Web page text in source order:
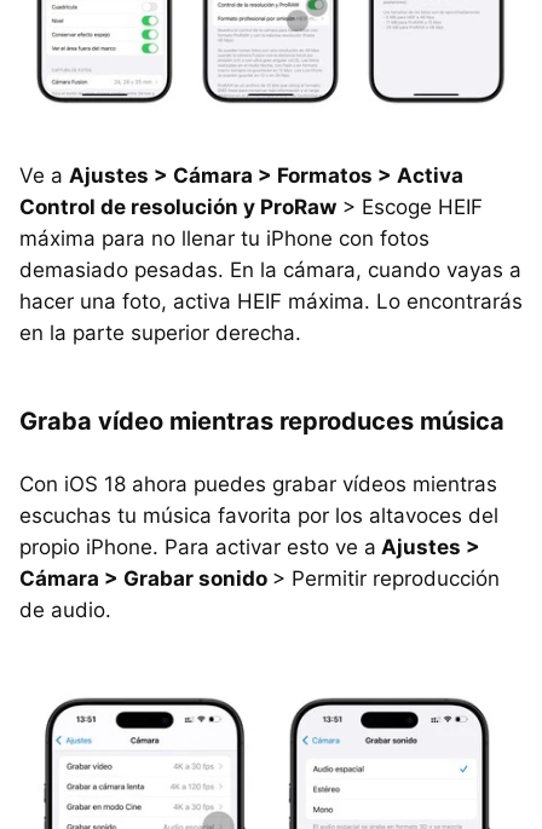
Ve a Ajustes > Cámara > Formatos > Activa
Control de resolución y ProRaw > Escoge HEIF
máxima para no llenar tu iPhone con fotos
demasiado pesadas. En la cámara, cuando vayas a
hacer una foto, activa HEIF máxima. Lo encontrarás
en la parte superior derecha.
Graba vídeo mientras reproduces música
Con iOS 18 ahora puedes grabar vídeos mientras
escuchas tu música favorita por los altavoces del
propio iPhone. Para activar esto ve a Ajustes >
Cámara > Grabar sonido > Permitir reproducción
de audio.